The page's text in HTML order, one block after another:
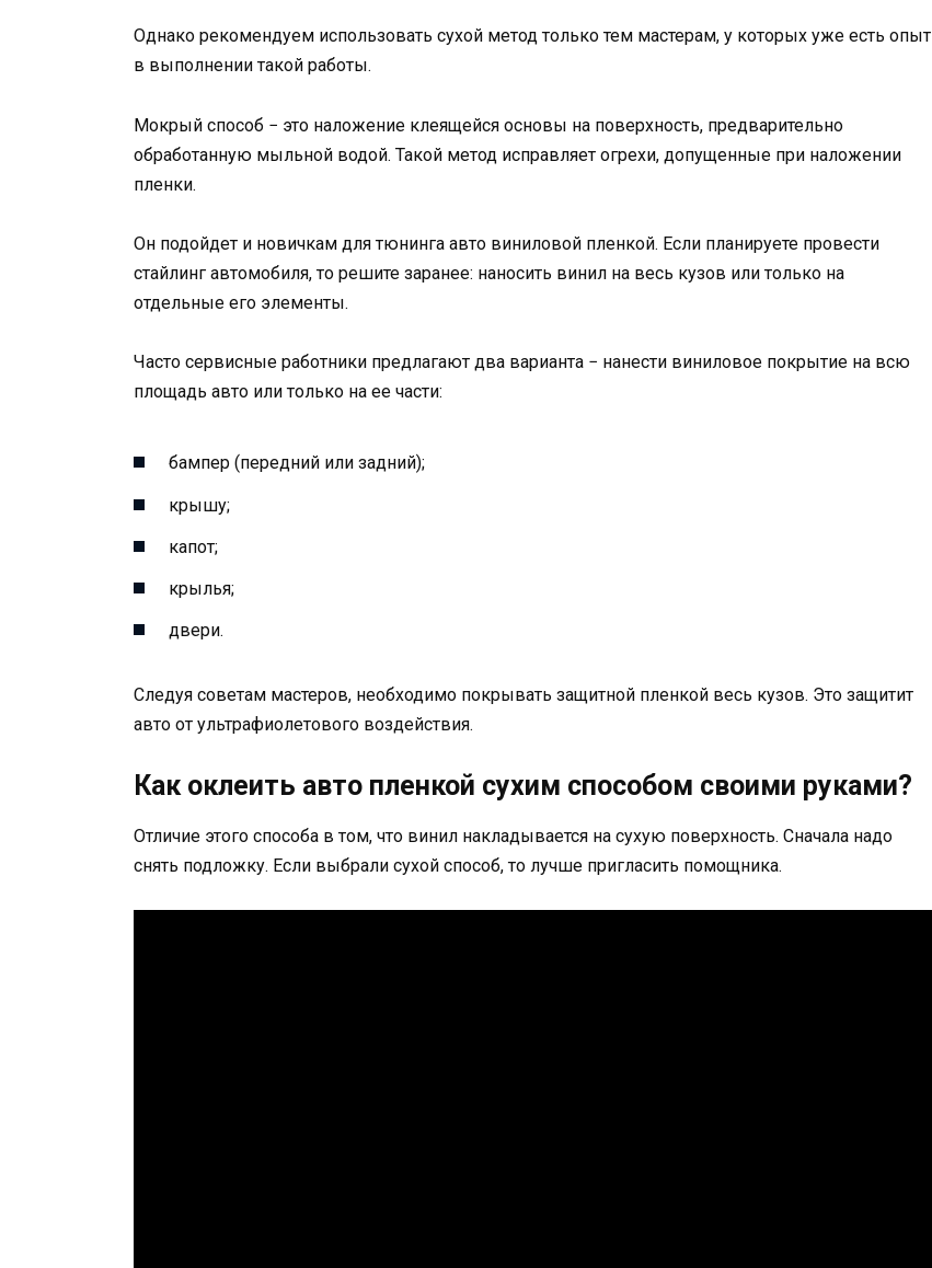
Однако рекомендуем использовать сухой метод только тем мастерам, у которых уже есть опыт
в выполнении такой работы.
Мокрый способ − это наложение клеящейся основы на поверхность, предварительно
обработанную мыльной водой. Такой метод исправляет огрехи, допущенные при наложении
пленки.
Он подойдет и новичкам для тюнинга авто виниловой пленкой. Если планируете провести
стайлинг автомобиля, то решите заранее: наносить винил на весь кузов или только на
отдельные его элементы.
Часто сервисные работники предлагают два варианта − нанести виниловое покрытие на всю
площадь авто или только на ее части:
бампер (передний или задний);
крышу;
капот;
крылья;
двери.
Следуя советам мастеров, необходимо покрывать защитной пленкой весь кузов. Это защитит
авто от ультрафиолетового воздействия.
Как оклеить авто пленкой сухим способом своими руками?
Отличие этого способа в том, что винил накладывается на сухую поверхность. Сначала надо
снять подложку. Если выбрали сухой способ, то лучше пригласить помощника.